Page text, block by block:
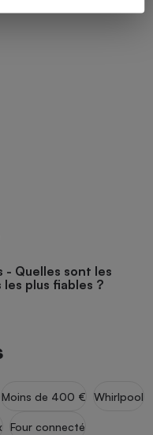
- Quelles sont les
plus fiables ?
Moins de 400 € Whirlpool
Four connecté